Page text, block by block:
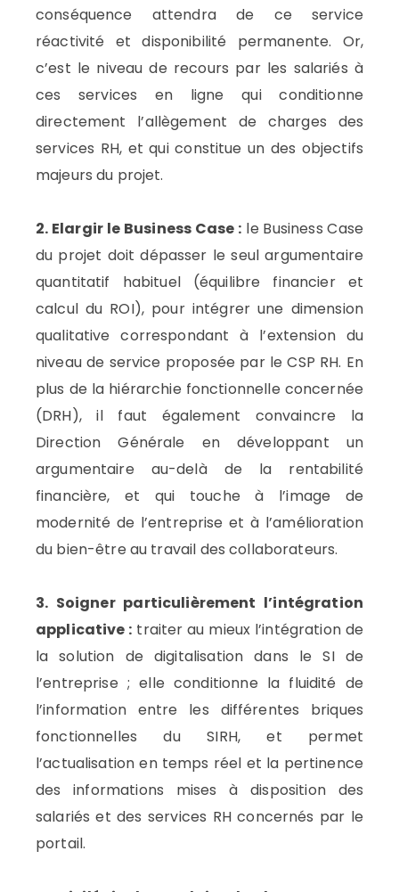
conséquence attendra de ce service
réactivité et disponibilité permanente. Or,
c’est le niveau de recours par les salariés à
ces services en ligne qui conditionne
directement l’allègement de charges des
services RH, et qui constitue un des objectifs
majeurs du projet.
2. Elargir le Business Case : le Business Case
du projet doit dépasser le seul argumentaire
quantitatif habituel (équilibre financier et
calcul du ROI), pour intégrer une dimension
qualitative correspondant à l’extension du
niveau de service proposée par le CSP RH. En
plus de la hiérarchie fonctionnelle concernée
(DRH), il faut également convaincre la
Direction Générale en développant un
argumentaire au-delà de la rentabilité
financière, et qui touche à l’image de
modernité de l’entreprise et à l’amélioration
du bien-être au travail des collaborateurs.
3. Soigner particulièrement l’intégration
applicative : traiter au mieux l’intégration de
la solution de digitalisation dans le SI de
l’entreprise ; elle conditionne la fluidité de
l’information entre les différentes briques
fonctionnelles du SIRH, et permet
l’actualisation en temps réel et la pertinence
des informations mises à disposition des
salariés et des services RH concernés par le
portail.